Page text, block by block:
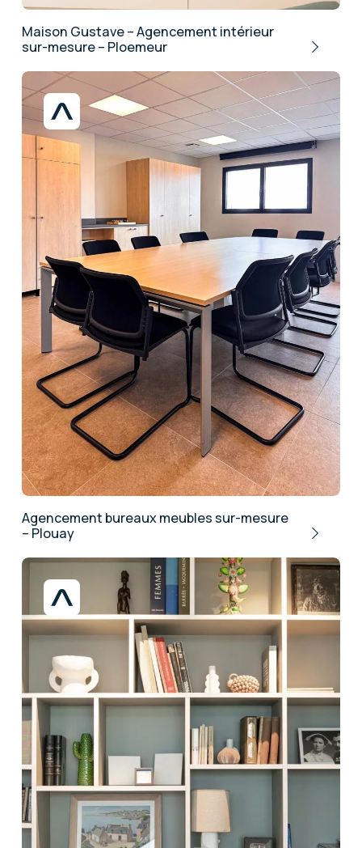
Maison Gustave – Agencement intérieur
sur-mesure – Ploemeur
Agencement bureaux meubles sur-mesure
– Plouay